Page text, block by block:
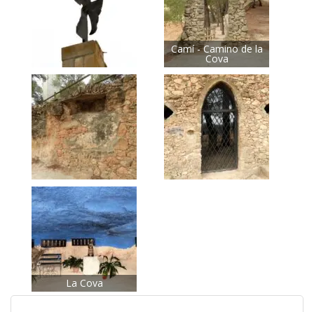
Camí - Camino de la
Cova
La Cova